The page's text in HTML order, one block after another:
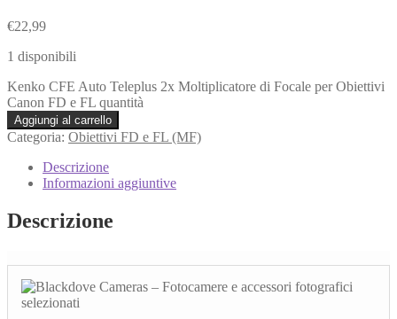
€22,99
1 disponibili
Kenko CFE Auto Teleplus 2x Moltiplicatore di Focale per Obiettivi
Canon FD e FL quantità
Aggiungi al carrello
Categoria: Obiettivi FD e FL (MF)
Descrizione
Informazioni aggiuntive
Descrizione